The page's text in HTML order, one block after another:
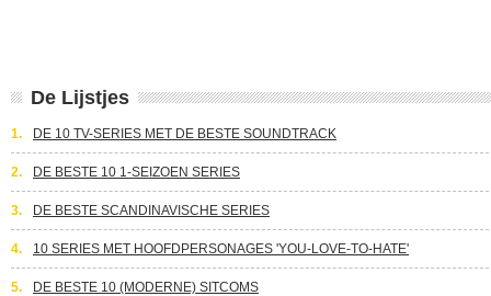
De Lijstjes
1. DE 10 TV-SERIES MET DE BESTE SOUNDTRACK
2. DE BESTE 10 1-SEIZOEN SERIES
3. DE BESTE SCANDINAVISCHE SERIES
4. 10 SERIES MET HOOFDPERSONAGES 'YOU-LOVE-TO-HATE'
5. DE BESTE 10 (MODERNE) SITCOMS